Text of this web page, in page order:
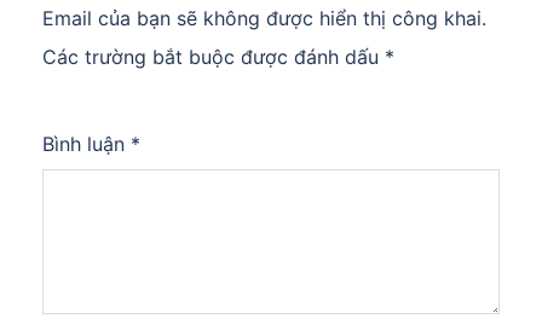
Email của bạn sẽ không được hiển thị công khai.
Các trường bắt buộc được đánh dấu *
Bình luận *